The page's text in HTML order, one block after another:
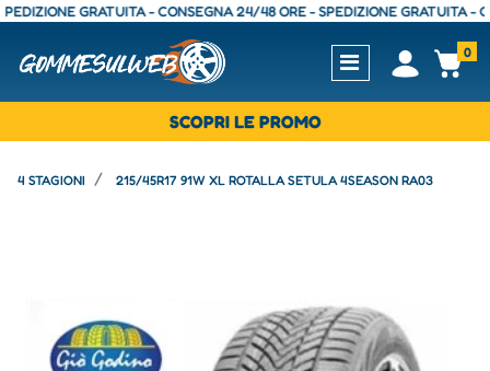
GRATUITA - CONSEGNA 24/48 ORE - SPEDIZIONE GRATUITA -
Open0
SCOPRI LE PROMO
4 STAGIONI 215/45R17 91W XL ROTALLA SETULA 4SEASON RA03